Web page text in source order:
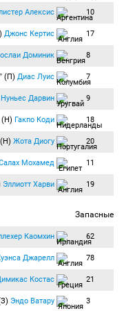
заменён на
Джонс Кертис
бьёт левой ногой из
Ван Дейк слегка
в касание поразил
вводит мяч с левого угла
бьёт правой ногой из-за
и перекинул Форстера.
получает
на перехвате и мяч
вводит мяч с правого угла
Алексис 10
Джонс Кертис 17
Доминик 8
(П) Диас Луис 7
Нуньес Дарвин 9
(Н) Гакпо Коди 18
(Н) Жота Диогу 20
Мохамед 11
Эллиотт Харви 19
Запасные
Каомхин 62
Джарелл 78
Костас 21
Эндо Ватару 3